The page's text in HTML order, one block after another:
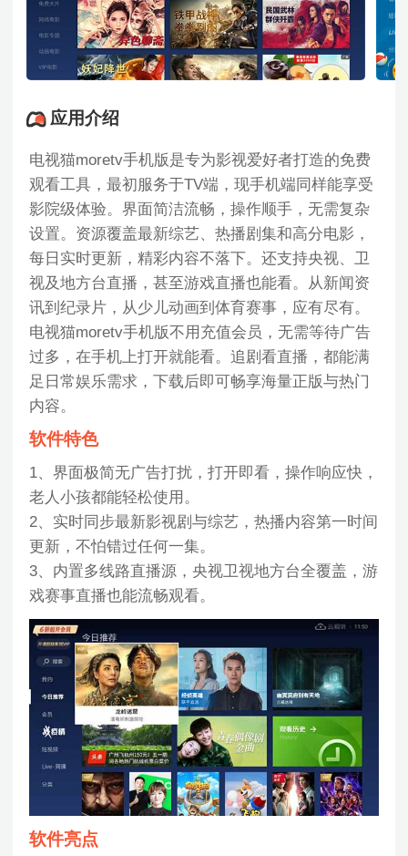
应用介绍
电视猫moretv手机版是专为影视爱好者打造的免费
观看工具，最初服务于TV端，现手机端同样能享受
影院级体验。界面简洁流畅，操作顺手，无需复杂
设置。资源覆盖最新综艺、热播剧集和高分电影，
每日实时更新，精彩内容不落下。还支持央视、卫
视及地方台直播，甚至游戏直播也能看。从新闻资
讯到纪录片，从少儿动画到体育赛事，应有尽有。
电视猫moretv手机版不用充值会员，无需等待广告
过多，在手机上打开就能看。追剧看直播，都能满
足日常娱乐需求，下载后即可畅享海量正版与热门
内容。
软件特色
1、界面极简无广告打扰，打开即看，操作响应快，
老人小孩都能轻松使用。
2、实时同步最新影视剧与综艺，热播内容第一时间
更新，不怕错过任何一集。
3、内置多线路直播源，央视卫视地方台全覆盖，游
戏赛事直播也能流畅观看。
软件亮点